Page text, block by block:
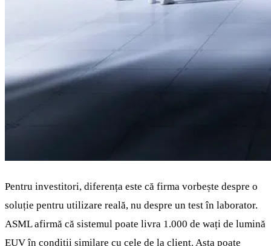
Pentru investitori, diferența este că firma vorbește despre o
soluție pentru utilizare reală, nu despre un test în laborator.
ASML afirmă că sistemul poate livra 1.000 de wați de lumină
EUV în condiții similare cu cele de la client. Asta poate